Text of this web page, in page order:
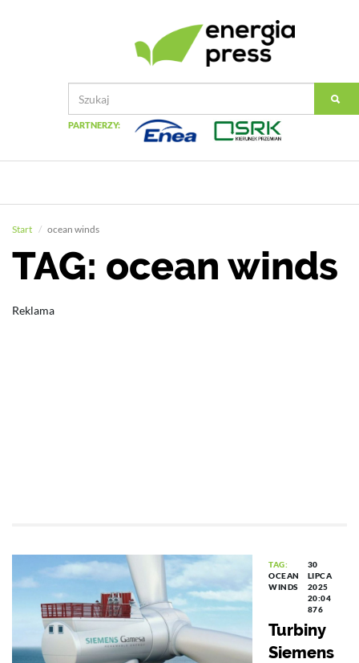
PARTNERZY:
Start ocean winds
TAG: ocean winds
Reklama
TAG:
OCEAN
WINDS
30
LIPCA
2025
20:04
876
Turbiny
Siemens